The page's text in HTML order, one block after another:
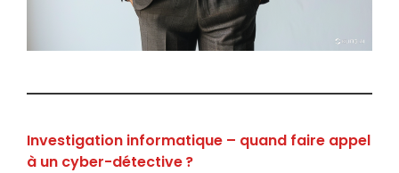
Investigation informatique – quand faire appel
à un cyber-détective ?